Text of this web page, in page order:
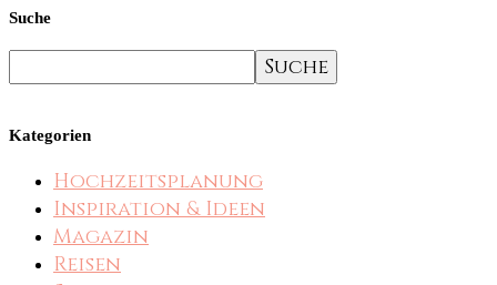
Suche
Kategorien
Hochzeitsplanung
Inspiration & Ideen
Magazin
Reisen